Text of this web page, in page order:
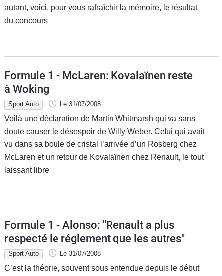
autant, voici, pour vous rafraîchir la mémoire, le résultat
du concours
Formule 1 - McLaren: Kovalaïnen reste
à Woking
Sport Auto Le 31/07/2008
Voilà une déclaration de Martin Whitmarsh qui va sans
doute causer le désespoir de Willy Weber. Celui qui avait
vu dans sa boule de cristal l’arrivée d’un Rosberg chez
McLaren et un retour de Kovalaïnen chez Renault, le tout
laissant libre
Formule 1 - Alonso: "Renault a plus
respecté le réglement que les autres"
Sport Auto Le 31/07/2008
C’est la théorie, souvent sous entendue depuis le début